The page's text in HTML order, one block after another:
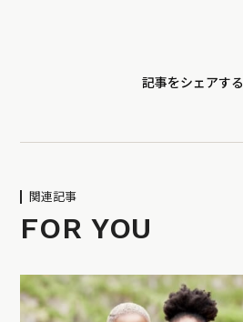
記事をシェアする
関連記事
FOR YOU